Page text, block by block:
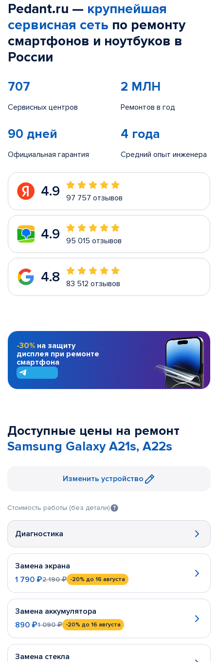
Pedant.ru — крупнейшая
сервисная сеть по ремонту
смартфонов и ноутбуков в
России
707
Сервисных центров
2 МЛН
Ремонтов в год
90 дней
Официальная гарантия
4 года
Средний опыт инженера
4.9 97 757 отзывов
4.9 95 015 отзывов
4.8 83 512 отзывов
-30% на защиту
дисплея при ремонте
смартфона
Доступные цены на ремонт
Samsung Galaxy A21s, A22s
Изменить устройство
Стоимость работы (без детали)
Диагностика
Замена экрана
1 790 ₽2 190 ₽ -20% до 16 августа
Замена аккумулятора
890 ₽1 090 ₽ -20% до 16 августа
Замена стекла